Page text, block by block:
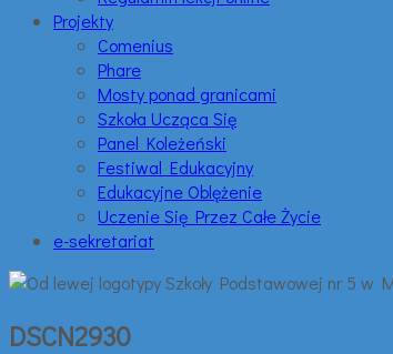
Projekty
Comenius
Phare
Mosty ponad granicami
Szkoła Ucząca Się
Panel Koleżeński
Festiwal Edukacyjny
Edukacyjne Oblężenie
Uczenie Się Przez Całe Życie
e-sekretariat
DSCN2930